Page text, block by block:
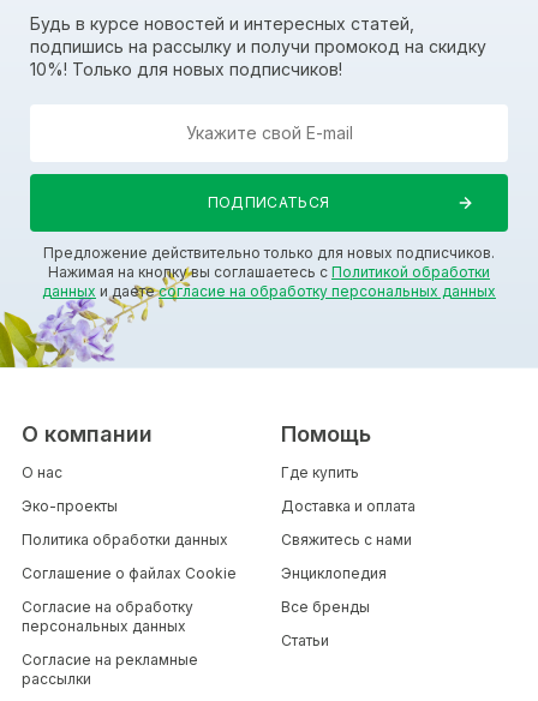
Будь в курсе новостей и интересных статей,
подпишись на рассылку и получи промокод на скидку
10%! Только для новых подписчиков!
Предложение действительно только для новых подписчиков.
Нажимая на кнопку вы соглашаетесь с Политикой обработки
данных и даетесогласие на обработку персональных данных
О компании
О нас
Эко-проекты
Политика обработки данных
Соглашение о файлах Cookie
Согласие на обработку
персональных данных
Согласие на рекламные
рассылки
Помощь
Где купить
Доставка и оплата
Свяжитесь с нами
Энциклопедия
Все бренды
Статьи